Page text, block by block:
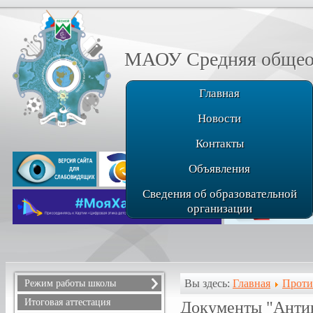
МАОУ Средняя
Главная
Новости
Контакты
Объявления
Сведения об образовательной
организации
Режим работы школы
Расписание звонков
Итоговая аттестация
Вы здесь: Главная
Документы